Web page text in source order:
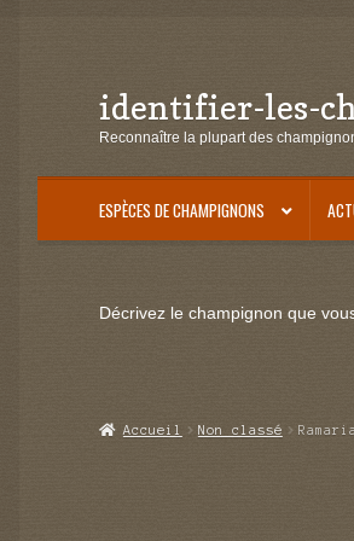
Aller
à
navigation
Aller
au
identifier-les-
Reconnaître la plupart des
ESPÈCES DE CHAMPIGNONS
Décrivez le champignon que
Accueil Non classé